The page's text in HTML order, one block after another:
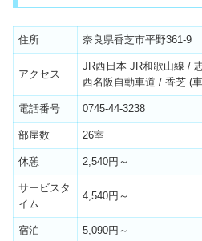
住所 奈良県香芝市平野361-9
アクセス
JR西日本 JR和歌山線 /
西名阪自動車道 / 香芝 (
電話番号 0745-44-3238
部屋数 26室
休憩 2,540円～
サービスタ
イム
4,540円～
宿泊 5,090円～